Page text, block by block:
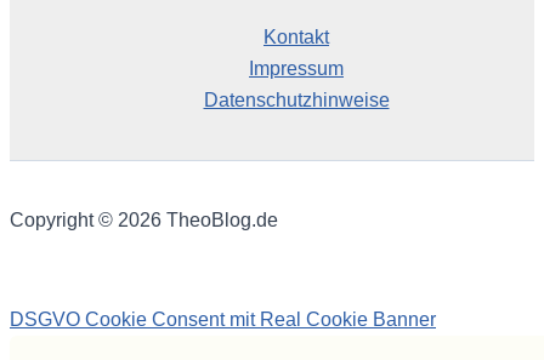
Kontakt
Impressum
Datenschutzhinweise
Copyright © 2026 TheoBlog.de
DSGVO Cookie Consent mit Real Cookie Banner